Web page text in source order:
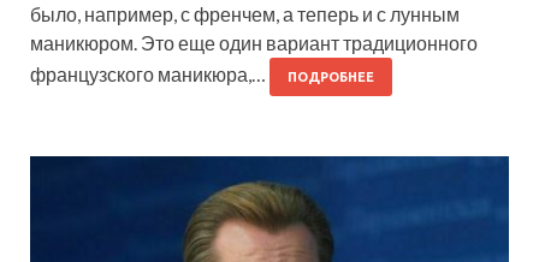
было, например, с френчем, а теперь и с лунным
маникюром. Это еще один вариант традиционного
французского маникюра,…
ПОДРОБНЕЕ